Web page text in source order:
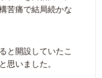
苦痛で結局続かな
と開設していたこ
思いました。